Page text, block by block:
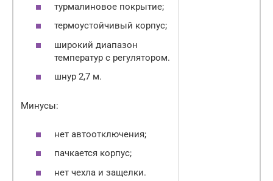
турмалиновое покрытие;
термоустойчивый корпус;
широкий диапазон
температур с регулятором.
шнур 2,7 м.
Минусы:
нет автоотключения;
пачкается корпус;
нет чехла и защелки.